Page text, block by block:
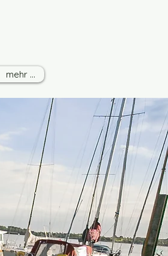
mehr ...